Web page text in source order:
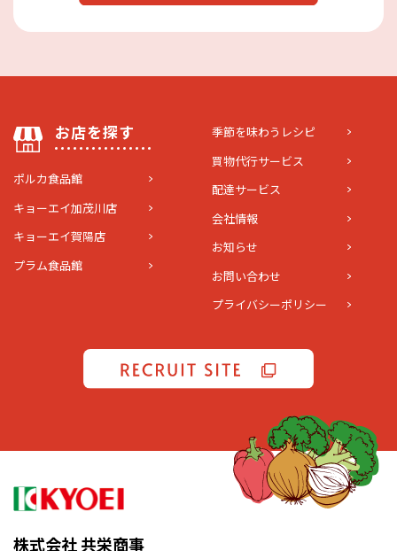
お店を探す
ポルカ食品館
キョーエイ加茂川店
キョーエイ賀陽店
プラム食品館
季節を味わうレシピ
買物代行サービス
配達サービス
会社情報
お知らせ
お問い合わせ
プライバシーポリシー
株式会社 共栄商事